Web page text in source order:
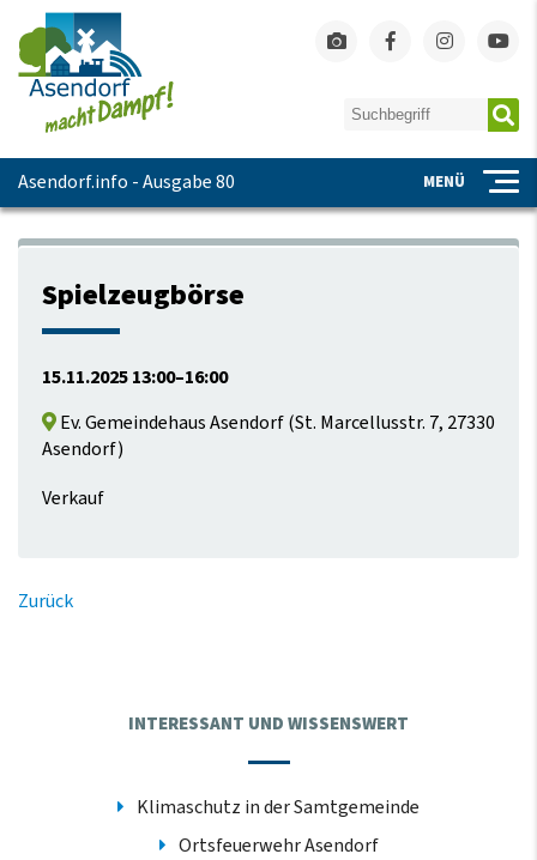
Asendorf.info - Ausgabe 80 MENÜ
Spielzeugbörse
15.11.2025 13:00–16:00
Ev. Gemeindehaus Asendorf(St. Marcellusstr. 7, 27330
Asendorf)
Verkauf
Zurück
INTERESSANT UND WISSENSWERT
Klimaschutz in der Samtgemeinde
Ortsfeuerwehr Asendorf